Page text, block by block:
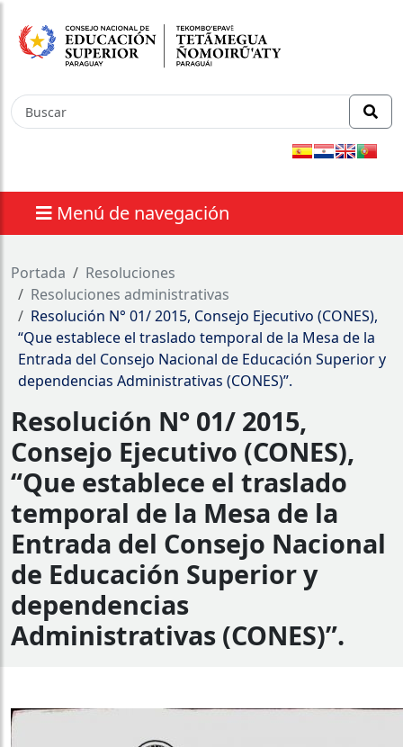
Menú de navegación
Portada
Resoluciones
⁠Resoluciones administrativas
Resolución N° 01/ 2015, Consejo Ejecutivo (CONES),
“Que establece el traslado temporal de la Mesa de la
Entrada del Consejo Nacional de Educación Superior y
dependencias Administrativas (CONES)”.
Resolución N° 01/ 2015,
Consejo Ejecutivo (CONES),
“Que establece el traslado
temporal de la Mesa de la
Entrada del Consejo Nacional
de Educación Superior y
dependencias
Administrativas (CONES)”.